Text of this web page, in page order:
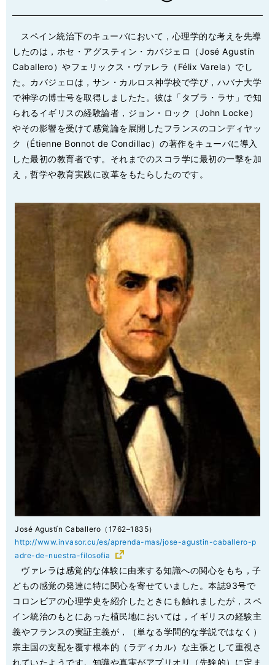
スペイン統治下のキューバにおいて，心理学的な考えを先導
したのは，ホセ・アグスティン・カバジェロ（José Agustín
Caballero）やフェリックス・ヴァレラ（Félix Varela）でし
た。カバジェロは，サン・カルロス神学校で学び，ハバナ大学
で神学の博士号を取得しましたた。彼は「タブラ・ラサ」で知
られるイギリスの経験論者，ジョン・ロック（John Locke）
やその影響を受けて感覚論を展開したフランスのコンディヤッ
ク（Étienne Bonnot de Condillac）の著作をキューバに導入
した最初の教育者です。それまでのスコラ学に最初の一撃を加
え，哲学や教育実践に改革をもたらしたのです。
José Agustín Caballero（1762–1835）
http://www.invasor.cu/es/aprenda-mas/jose-agustin-caballero-p
adre-de-nuestra-filosofia
ヴァレラは感覚的な体験に由来する知識への関心をもち，子
どもの感覚の発達に特に関心を寄せていました。本誌93号で
コロンビアの心理学史を紹介したときにも触れましたが，スペ
イン統治のもとにあった植民地においては，イギリスの経験主
義やフランスの実証主義が，（単なる学問的な学説ではなく）
宗主国の支配を覆す根本的（ラディカル）な主張として重視さ
れていたようです。知識や真実がアプリオリ（先験的）に定ま